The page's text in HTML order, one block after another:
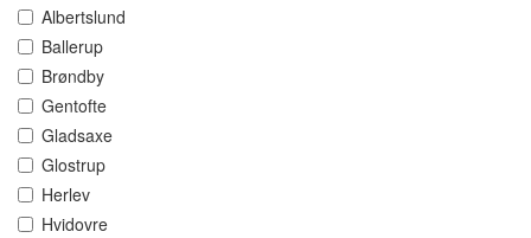
Albertslund
Ballerup
Brøndby
Gentofte
Gladsaxe
Glostrup
Herlev
Hvidovre